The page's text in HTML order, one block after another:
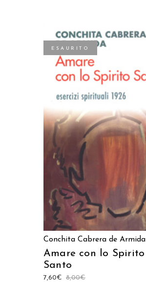
ESAURITO
LEGGI TUTTO
Conchita Cabrera de Armida
Amare con lo Spirito
Santo
8,00€
7,60€